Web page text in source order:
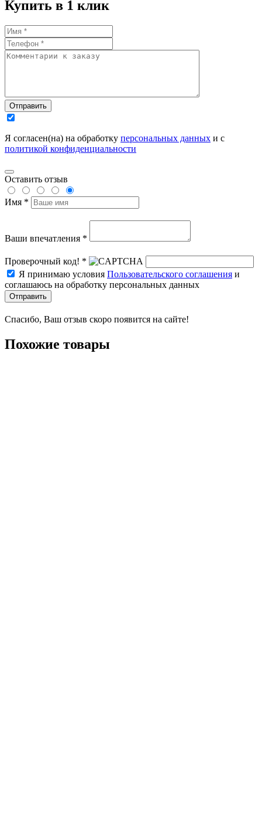
Купить в 1 клик
Отправить
Я согласен(на) на обработку персональных данных и с
политикой конфиденциальности
Оставить отзыв
Имя *
Ваши впечатления *
Проверочный код! *
Я принимаю условия Пользовательского соглашения и
соглашаюсь на обработку персональных данных
Отправить
Спасибо, Ваш отзыв скоро появится на сайте!
Похожие товары